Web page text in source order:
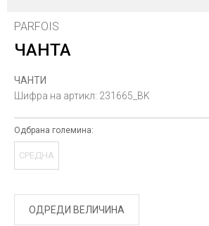
PARFOIS
ЧАНТА
ЧАНТИ
Шифра на артикл: 231665_BK
Одбрана големина:
СРЕДНА
ОДРЕДИ ВЕЛИЧИНА